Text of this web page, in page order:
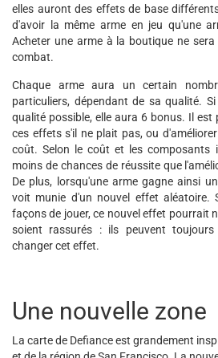
elles auront des effets de base
d'avoir la même arme en jeu qu'une
Acheter une arme à la boutique ne
combat.
Chaque arme aura un certain
particuliers, dépendant de sa qualité.
qualité possible, elle aura 6 bonus. Il est
ces effets s'il ne plait pas, ou
coût. Selon le coût et les composants
moins de chances de réussite que
De plus, lorsqu'une arme gagne ainsi
voit munie d'un nouvel effet aléatoire.
façons de jouer, ce nouvel effet pourrait
soient rassurés : ils peuvent
changer cet effet.
Une nouvelle zone
La carte de Defiance est grandement